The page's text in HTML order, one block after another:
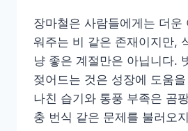
장마철은 사람들에게는 더운
워주는 비 같은 존재이지만,
냥 좋은 계절만은 아닙니다.
젖어드는 것은 성장에 도움
나친 습기와 통풍 부족은 곰
충 번식 같은 문제를 불러오